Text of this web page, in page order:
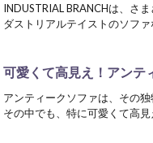
INDUSTRIAL BRANCHは、さ
ダストリアルテイストのソフ
可愛くて高見え！アンテ
アンティークソファは、その
その中でも、特に可愛くて高